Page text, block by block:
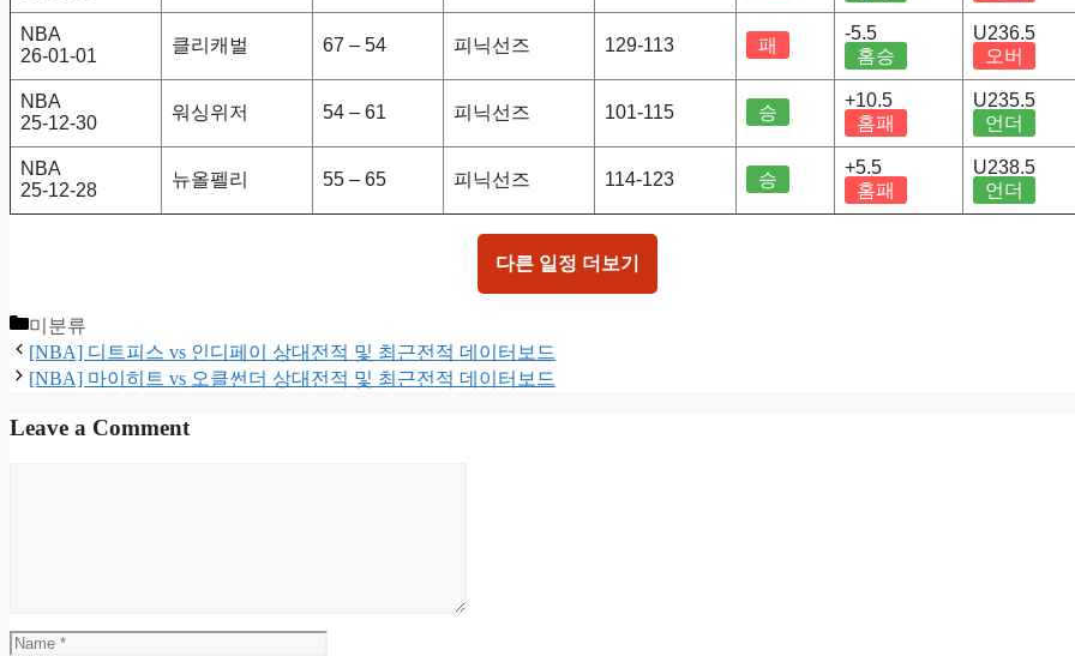
NBA
26-01-01
클리캐벌 67 – 54 피닉선즈 129-113 패
-5.5
홈승
U236.5
오버
NBA
25-12-30
워싱위저 54 – 61 피닉선즈 101-115 승
+10.5
홈패
U235.5
언더
NBA
25-12-28
뉴올펠리 55 – 65 피닉선즈 114-123 승
+5.5
홈패
U238.5
언더
다른 일정 더보기
Categories
미분류
[NBA] 디트피스 vs 인디페이 상대전적 및 최근전적 데이터보드
[NBA] 마이히트 vs 오클썬더 상대전적 및 최근전적 데이터보드
Leave a Comment
Name